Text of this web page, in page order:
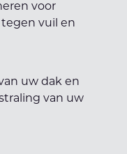
voor
vuil en
uw dak en
van uw